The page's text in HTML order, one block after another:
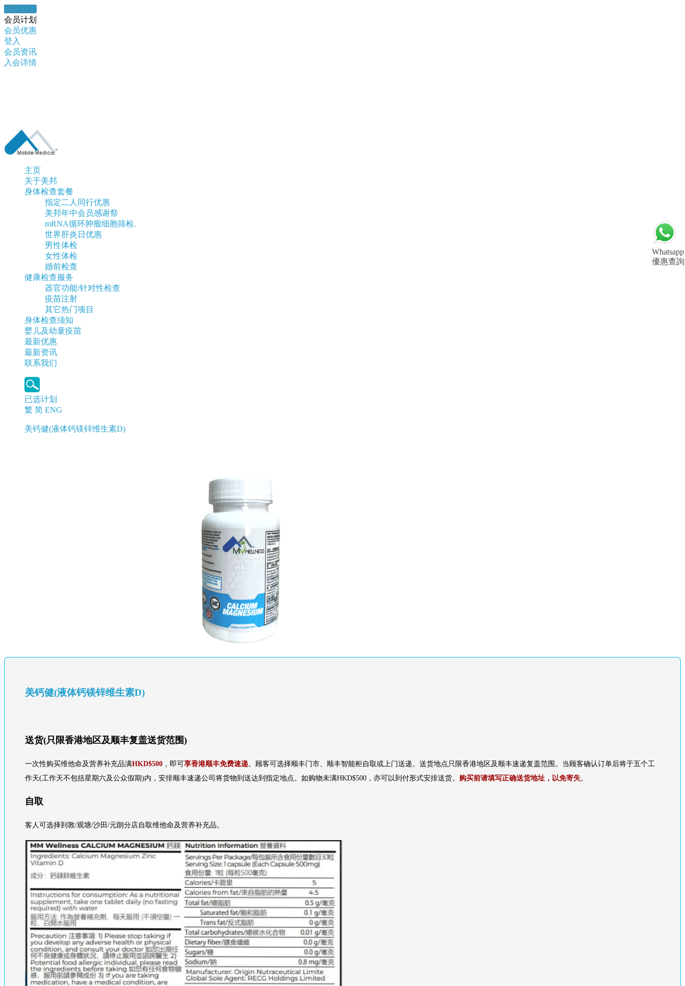
健康錦囊
会员计划
会员优惠
登入
会员资讯
入会详情
主页
关于美邦
身体检查套餐
指定二人同行优惠
美邦年中会员感谢祭
mRNA循环肿瘤细胞筛检.
世界肝炎日优惠
男性体检
女性体检
婚前检查
健康检查服务
器官功能/针对性检查
疫苗注射
其它热门项目
身体检查须知
婴儿及幼童疫苗
最新优惠
最新资讯
联系我们
已选计划
繁 简 ENG
Whatsapp
優惠查詢
美钙健(液体钙镁锌维生素D)
美钙健(液体钙镁锌维生素D)
送货(只限香港地区及顺丰复盖送货范围)
一次性购买维他命及营养补充品满HKD$500，即可享香港顺丰免费速递。顾客可选择顺丰门市、顺丰智能柜自取或上门送递。送货地点只限香港地区及顺丰速递复盖范围。当顾客确认订单后将于五个工
作天(工作天不包括星期六及公众假期)内，安排顺丰速递公司将货物到送达到指定地点。如购物未满HKD$500，亦可以到付形式安排送货。 购买前请填写正确送货地址，以免寄失。
自取
客人可选择到敦/观塘/沙田/元朗分店自取维他命及营养补充品。